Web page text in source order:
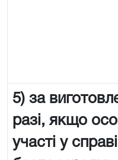
5) за
разі, якщо
участі у